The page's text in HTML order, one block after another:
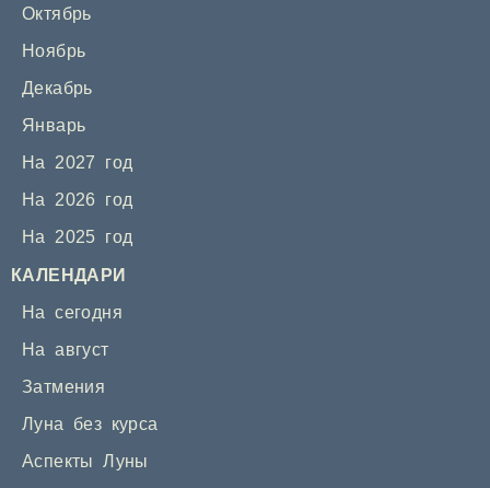
Октябрь
Ноябрь
Декабрь
Январь
На 2027 год
На 2026 год
На 2025 год
КАЛЕНДАРИ
На сегодня
На август
Затмения
Луна без курса
Аспекты Луны